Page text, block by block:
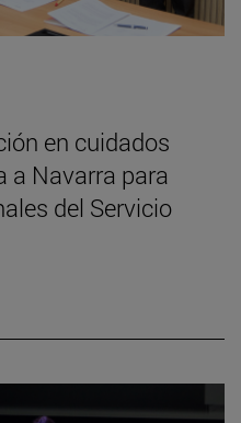
en cuidados
a Navarra para
del Servicio